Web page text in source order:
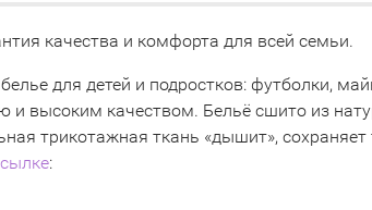
качества и комфорта для всей семьи.
для детей и подростков: футболки,
и высоким качеством. Бельё сшито из
трикотажная ткань «дышит»,
: